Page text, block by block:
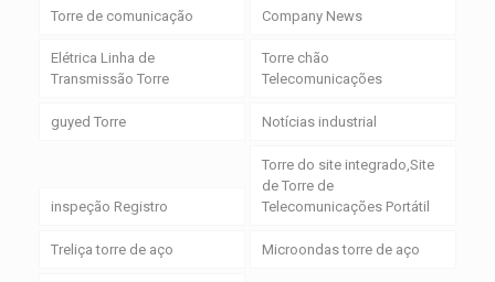
Torre de comunicação Company News
Elétrica Linha de
Transmissão Torre
Torre chão
Telecomunicações
guyed Torre Notícias industrial
inspeção Registro
Torre do site integrado,Site
de Torre de
Telecomunicações Portátil
Treliça torre de aço Microondas torre de aço